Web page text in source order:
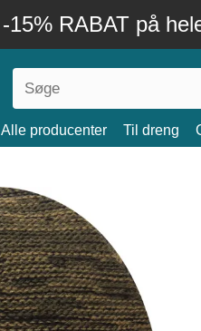
-15% RABAT på
Alle producenter Til dreng